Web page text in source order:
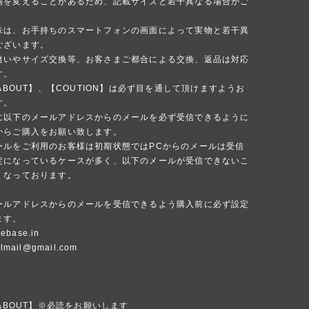
は、お手持ちのスマートフォンの画面によって実物と若干異
います。
いやサイズ交換等、お客さまご都合による交換、返品は対応
】、【COUTION】は必ず目を通して頂けますようお
以下のメールアドレスからのメールを必ず受信できるように
ご購入をお願い致します。
ルをご利用のお客様は初期状態ではPCからのメールは受信
になっているケースが多く、以下のメールが受信できないこ
っております。
アドレスからのメールを受信できるよう購入前に必ず設定
。
】※必読をお願いします